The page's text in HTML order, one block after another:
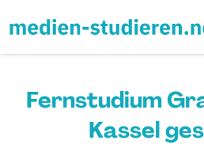
Fernstudium
Kassel